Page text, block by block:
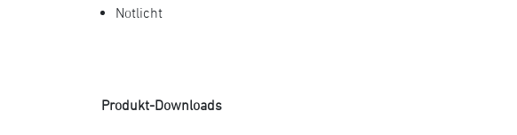
Notlicht
Produkt-Downloads